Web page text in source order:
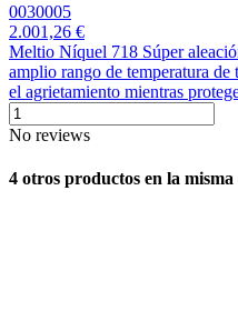
0030005
2.001,26 €
Meltio Níquel 718 Súper
amplio rango de temperatura de
el agrietamiento mientras
No reviews
4 otros productos en la misma